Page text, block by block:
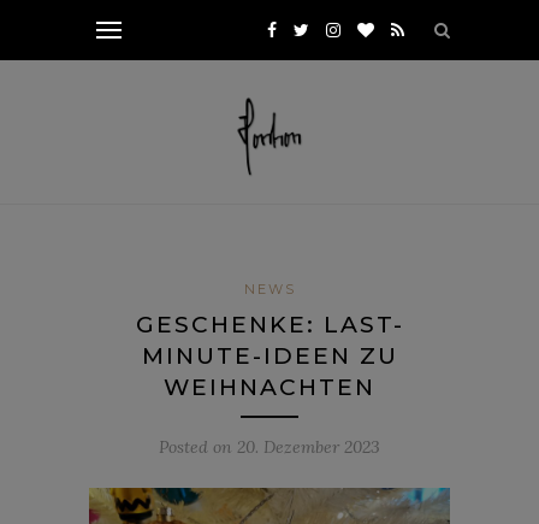
NEWS
GESCHENKE: LAST-
MINUTE-IDEEN ZU
WEIHNACHTEN
Posted on 20. Dezember 2023